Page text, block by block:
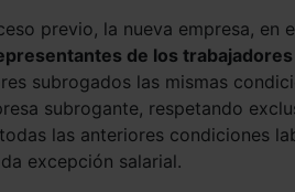
previo, la nueva empresa, en
de los trabajadores
subrogados las mismas
subrogante, respetando
las anteriores condiciones
excepción salarial.